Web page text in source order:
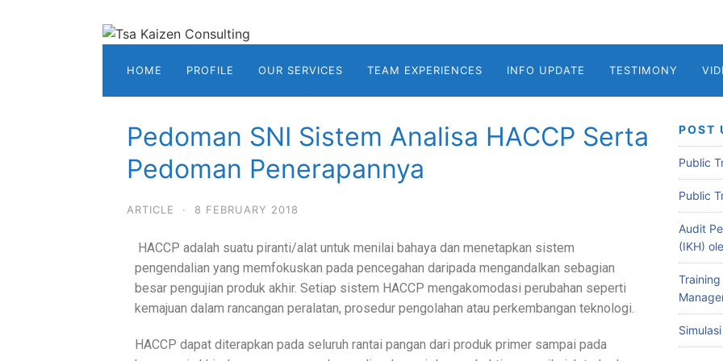
HOME PROFILE OUR SERVICES TEAM EXPERIENCES INFO UPDATE TESTIMONY
Pedoman SNI Sistem Analisa HACCP Serta
Pedoman Penerapannya
ARTICLE · 8 FEBRUARY 2018
HACCP adalah suatu piranti/alat untuk menilai bahaya dan menetapkan sistem
pengendalian yang memfokuskan pada pencegahan daripada mengandalkan sebagian
besar pengujian produk akhir. Setiap sistem HACCP mengakomodasi perubahan seperti
kemajuan dalam rancangan peralatan, prosedur pengolahan atau perkembangan teknologi.
HACCP dapat diterapkan pada seluruh rantai pangan dari produk primer sampai pada
POST
Public
Public
Audit
(IKH)